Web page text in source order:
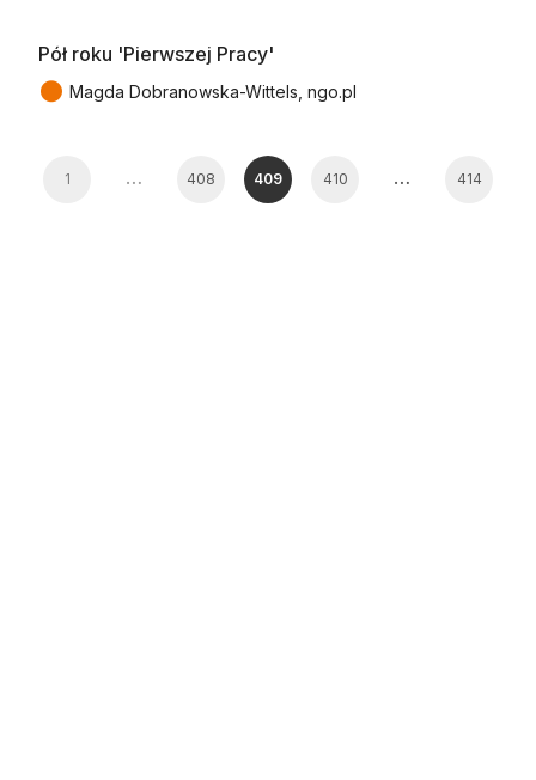
Pół roku 'Pierwszej Pracy'
● Magda Dobranowska-Wittels, ngo.pl
1 … 408 409 410 … 414